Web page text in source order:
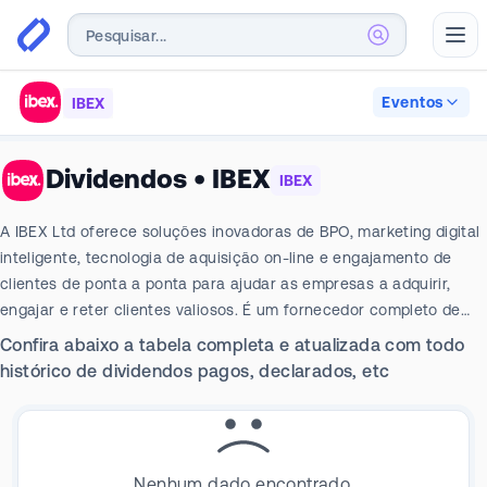
IBEX Eventos
Dividendos • IBEX IBEX
A IBEX Ltd oferece soluções inovadoras de BPO, marketing digital
inteligente, tecnologia de aquisição on-line e engajamento de
clientes de ponta a ponta para ajudar as empresas a adquirir,
engajar e reter clientes valiosos. É um fornecedor completo de
soluções tecnológicas de CLX para otimizar a aquisição, o
engajamento, a expansão e a experiência de seus clientes. A IBEX
abrangem três áreas: experiência do cliente digital e omnicanal
(ibex Connect), marketing digital e comércio eletrônico (ibex
Confira abaixo a tabela completa e atualizada com todo
histórico de dividendos pagos, declarados, etc